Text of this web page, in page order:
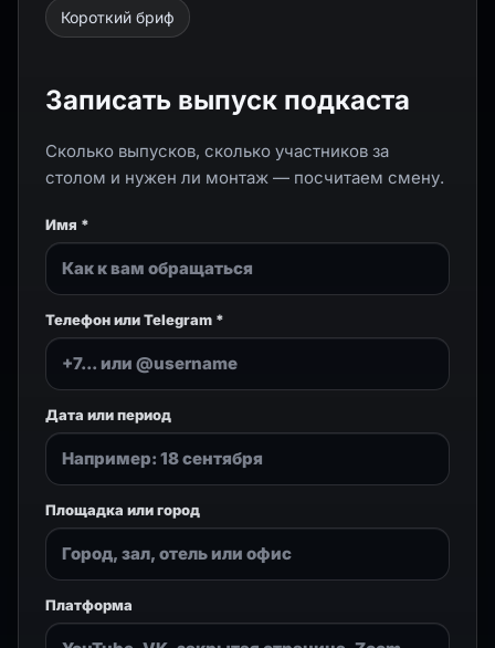
Короткий бриф
Записать выпуск подкаста
Сколько выпусков, сколько участников за
столом и нужен ли монтаж — посчитаем смену.
Имя *
Телефон или Telegram *
Дата или период
Площадка или город
Платформа